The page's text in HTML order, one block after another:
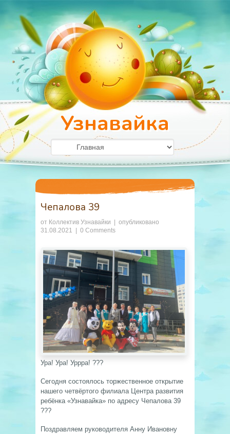
Узнавайка
Чепалова 39
от Коллектив Узнавайки | опубликовано
31.08.2021
0 Comments
Ура! Ура! Уррра! ???
Сегодня состоялось торжественное открытие
нашего четвёртого филиала Центра развития
ребёнка «Узнавайка» по адресу Чепалова 39
???
Поздравляем руководителя Анну Ивановну